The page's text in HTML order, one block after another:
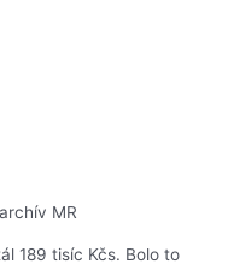
MR
189 tisíc Kčs. Bolo to